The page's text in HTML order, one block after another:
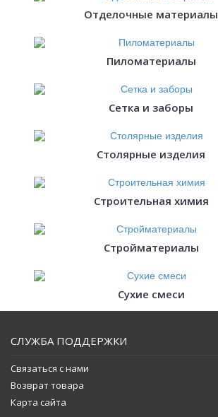
Отделочные материалы
Пиломатериалы
Сетка и заборы
Столярные изделия
Строительная химия
Стройматериалы
Сухие смеси
СЛУЖБА ПОДДЕРЖКИ
Связаться с нами
Возврат товара
Карта сайта